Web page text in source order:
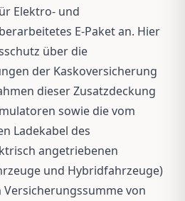
Elektro- und
E-Paket an. Hier
über die
der Kaskoversicherung
dieser Zusatzdeckung
sowie die vom
Ladekabel des
angetriebenen
und Hybridfahrzeuge)
von